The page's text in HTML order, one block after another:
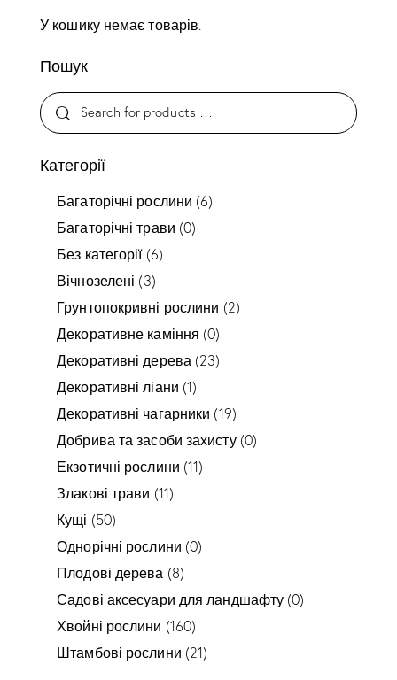
У кошику немає товарів.
Пошук
Категорії
Багаторічні рослини (6)
Багаторічні трави (0)
Без категорії (6)
Вічнозелені (3)
Грунтопокривні рослини (2)
Декоративне каміння (0)
Декоративні дерева (23)
Декоративні ліани (1)
Декоративні чагарники (19)
Добрива та засоби захисту (0)
Екзотичні рослини (11)
Злакові трави (11)
Кущі (50)
Однорічні рослини (0)
Плодові дерева (8)
Садові аксесуари для ландшафту (0)
Хвойні рослини (160)
Штамбові рослини (21)